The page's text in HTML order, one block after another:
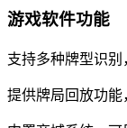
游戏软件功能
支持多种牌型识
提供牌局回放功